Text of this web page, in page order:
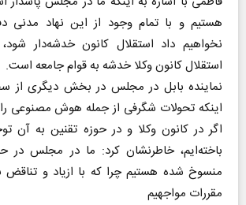
هستیم و با تمام وجود از این نهاد مدنی
نخواهیم داد استقلال کانون خدشه‌دار
استقلال کانون وکلا خدشه به قوام جامعه است.
نماینده بابل در مجلس در بخش دیگری از
اینکه تحولات شگرفی از جمله هوش مصنوعی
اگر در کانون وکلا و در حوزه تقنین به آن
باخته‌ایم، خاطرنشان کرد: ما در مجلس در
منسوخ شده هستیم چرا که با ازیاد و تناقض
مقررات مواجهیم